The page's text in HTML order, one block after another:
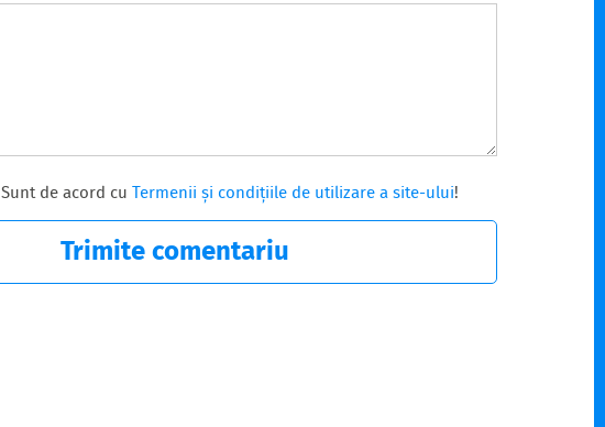
Sunt de acord cuTermenii și condițiile de utilizare a site-ului!